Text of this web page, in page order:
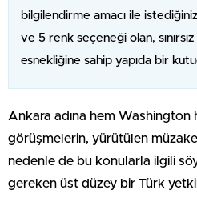
bilgilendirme amacı ile
ve 5 renk seçeneği olan, sınırsız
esnekliğine sahip yapıda bir
Ankara adına hem Washington
görüşmelerin, yürütülen
nedenle de bu konularla ilgili
gereken üst düzey bir Türk